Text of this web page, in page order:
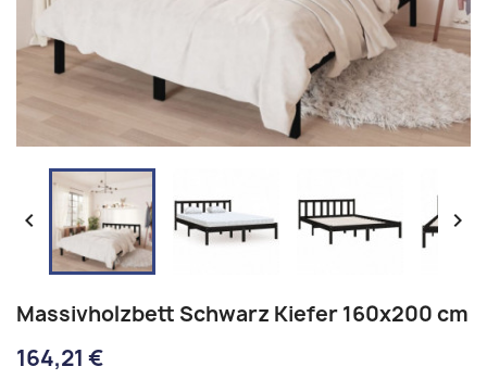
 
Massivholzbett Schwarz Kiefer 160x200 cm
164,21 €